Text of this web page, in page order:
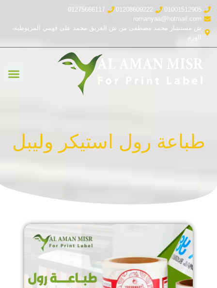
01001512905
01208609222
01275666117
romanyaa@hotmail.com
ش مستشار محمد مصطفى من ش الفريق محمد علي فهمي المريوطية،
الهرم
طباعة رول استيكر وليبل